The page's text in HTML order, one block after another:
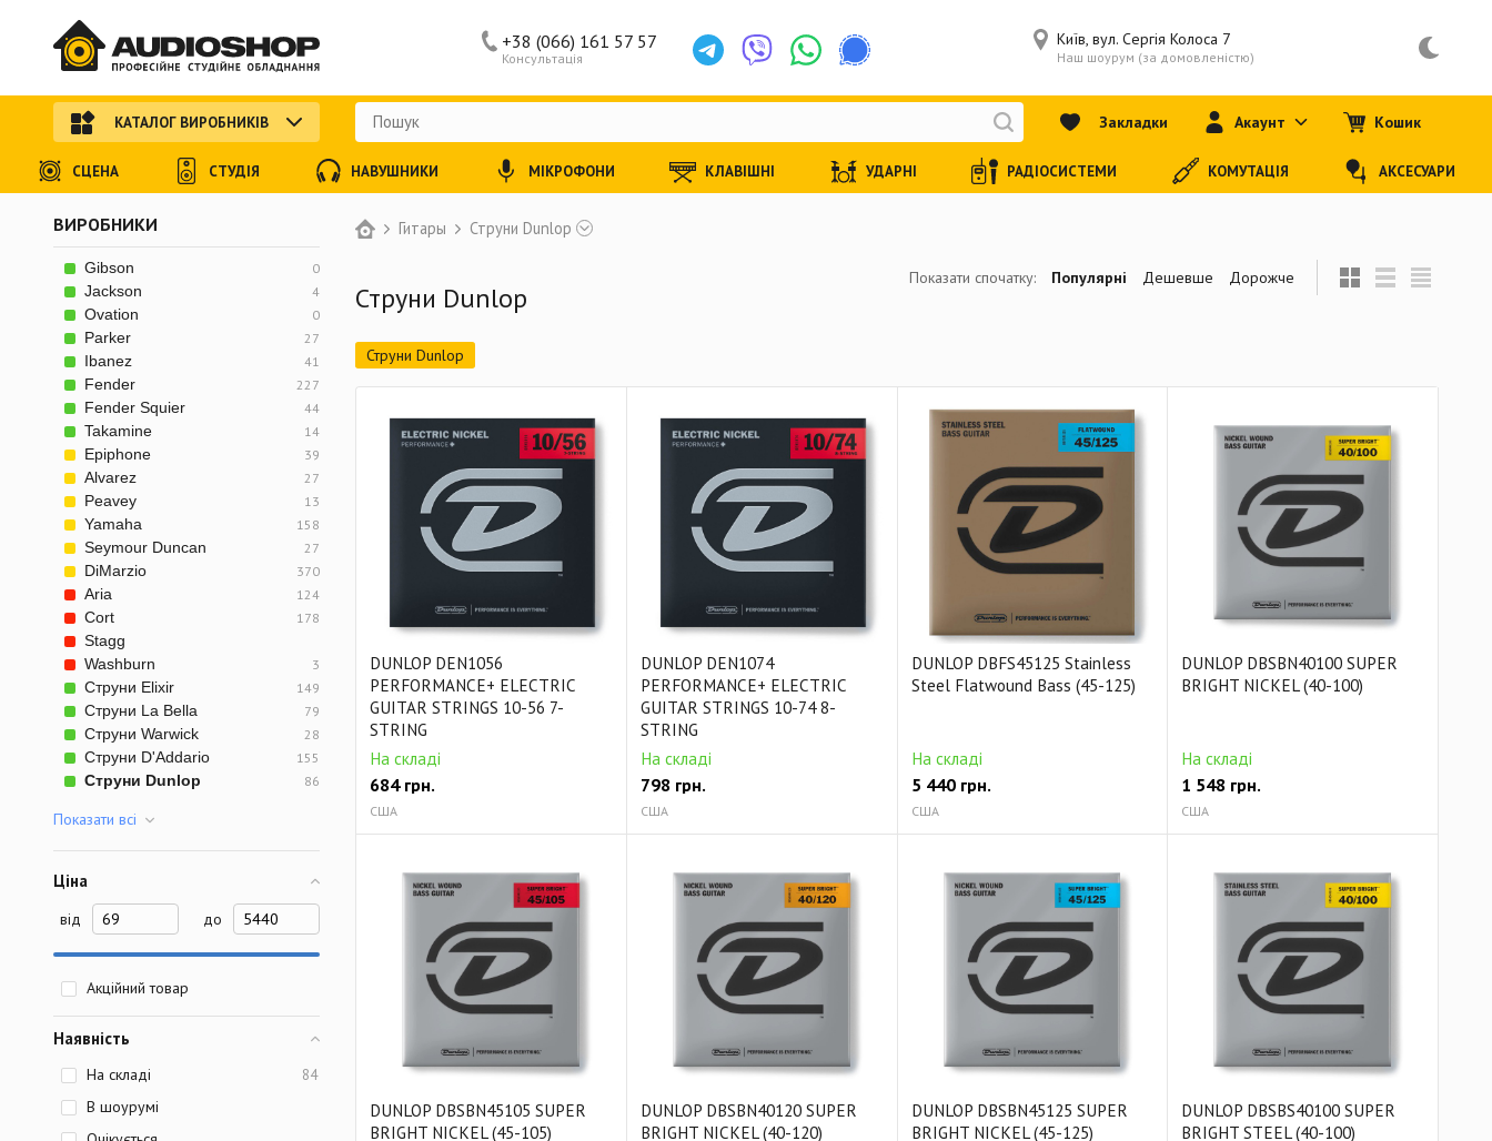
Гитары Струни Dunlop
Струни Dunlop
Струни Dunlop
DUNLOP DEN1056
PERFORMANCE+ ELECTRIC
GUITAR STRINGS 10-56 7-
STRING
На складі
684грн.
США
DUNLOP DEN1074
PERFORMANCE+ ELECTRIC
GUITAR STRINGS 10-74 8-
STRING
На складі
798 грн.
США
DUNLOP DBFS45125 Stainless
Steel Flatwound Bass (45-125)
На складі
5 440грн.
США
DUNLOP DBSBN40100 SUPER
BRIGHT NICKEL (40-100)
На складі
1 548 грн.
США
DUNLOP DBSBN45105 SUPER
BRIGHT NICKEL (45-105)
DUNLOP DBSBN40120 SUPER
BRIGHT NICKEL (40-120)
DUNLOP DBSBN45125 SUPER
BRIGHT NICKEL (45-125)
DUNLOP DBSBS40100 SUPER
BRIGHT STEEL (40-100)
Показати спочатку: Популярні Дешевше Дорожче
ВИРОБНИКИ
Gibson 0
Jackson 4
Ovation 0
Parker 27
Ibanez 41
Fender 227
Fender Squier 44
Takamine 14
Epiphone 39
Alvarez 27
Peavey 13
Yamaha 158
Seymour Duncan 27
DiMarzio 370
Aria 124
Cort 178
Stagg
Washburn
3
Струни Elixir 149
Струни La Bella 79
Струни Warwick 28
Струни D'Addario 155
Струни Dunlop 86
Показати всi
Ціна
від до
Акційний товар
Наявність
На складі 84
В шоурумі
Консультація
+38 (066) 161 57 57 Київ, вул. Сергія Колоса 7
Наш шоурум (за домовленістю)
КАТАЛОГ ВИРОБНИКІВ Закладки Акаунт Кошик
СЦЕНА СТУДІЯ НАВУШНИКИ МІКРОФОНИ КЛАВІШНІ УДАРНІ РАДІОСИСТЕМИ КОМУТАЦІЯ АКСЕСУАРИ